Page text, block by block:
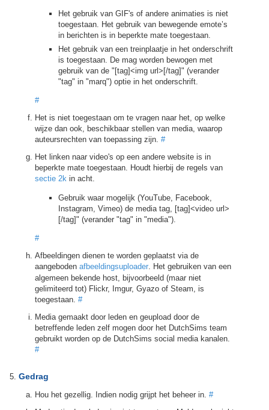
Het gebruik van GIF's of andere animaties is niet
toegestaan. Het gebruik van bewegende emote’s
in berichten is in beperkte mate toegestaan.
Het gebruik van een treinplaatje in het onderschrift
is toegestaan. De mag worden bewogen met
gebruik van de "[tag]<img url>[/tag]" (verander
"tag" in "marq") optie in het onderschrift.
#
Het is niet toegestaan om te vragen naar het, op welke
wijze dan ook, beschikbaar stellen van media, waarop
auteursrechten van toepassing zijn. #
Het linken naar video's op een andere website is in
beperkte mate toegestaan. Houdt hierbij de regels van
sectie 2k in acht.
Gebruik waar mogelijk (YouTube, Facebook,
Instagram, Vimeo) de media tag, [tag]<video url>
[/tag]" (verander "tag" in "media").
#
Afbeeldingen dienen te worden geplaatst via de
aangeboden afbeeldingsuploader. Het gebruiken van een
algemeen bekende host, bijvoorbeeld (maar niet
gelimiteerd tot) Flickr, Imgur, Gyazo of Steam, is
toegestaan. #
Media gemaakt door leden en geupload door de
betreffende leden zelf mogen door het DutchSims team
gebruikt worden op de DutchSims social media kanalen.
#
Gedrag
Hou het gezellig. Indien nodig grijpt het beheer in. #